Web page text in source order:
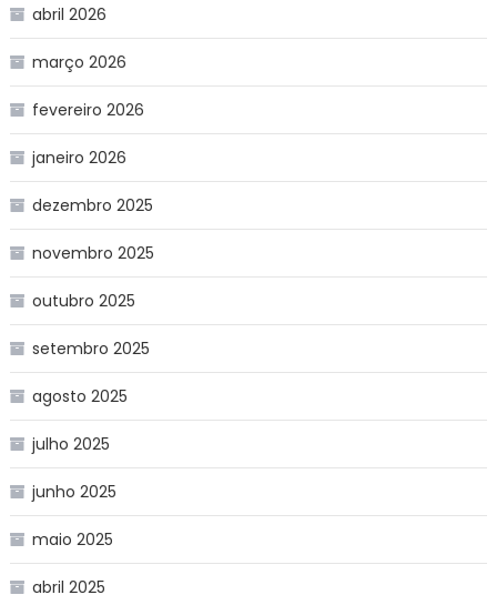
abril 2026
março 2026
fevereiro 2026
janeiro 2026
dezembro 2025
novembro 2025
outubro 2025
setembro 2025
agosto 2025
julho 2025
junho 2025
maio 2025
abril 2025